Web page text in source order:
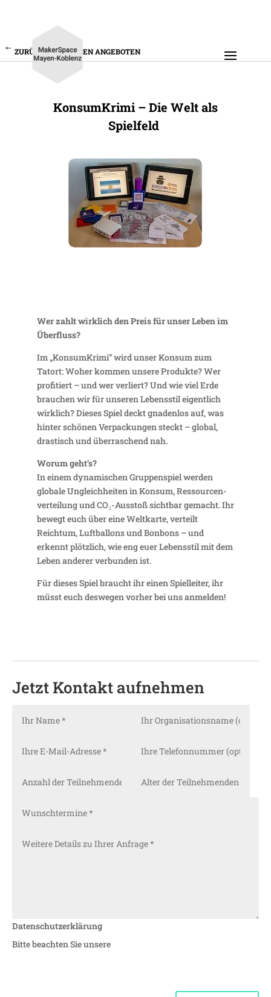
ZURÜCK ZU UNSEREN ANGEBOTEN
Konsum­Krimi – Die Welt als
Spielfeld
Wer zahlt wirk­lich den Preis für unser Leben im
Überfluss?
Im „Konsum­Krimi“ wird unser Konsum zum
Tatort: Woher kommen unsere Produkte? Wer
profi­tiert – und wer verliert? Und wie viel Erde
brau­chen wir für unseren Lebens­stil eigent­lich
wirk­lich? Dieses Spiel deckt gnadenlos auf, was
hinter schönen Verpa­ckungen steckt – global,
dras­tisch und über­ra­schend nah.
Worum geht’s?
In einem dyna­mi­schen Grup­pen­spiel werden
globale Ungleich­heiten in Konsum, Ressour­cen­
ver­tei­lung und CO₂-Ausstoß sichtbar gemacht. Ihr
bewegt euch über eine Welt­karte, verteilt
Reichtum, Luft­bal­lons und Bonbons – und
erkennt plötz­lich, wie eng euer Lebens­stil mit dem
Leben anderer verbunden ist.
Für dieses Spiel braucht ihr einen Spiel­leiter, ihr
müsst euch deswegen vorher bei uns anmelden!
Jetzt Kontakt aufnehmen
Datenschutzerklärung
Bitte beachten Sie unsere